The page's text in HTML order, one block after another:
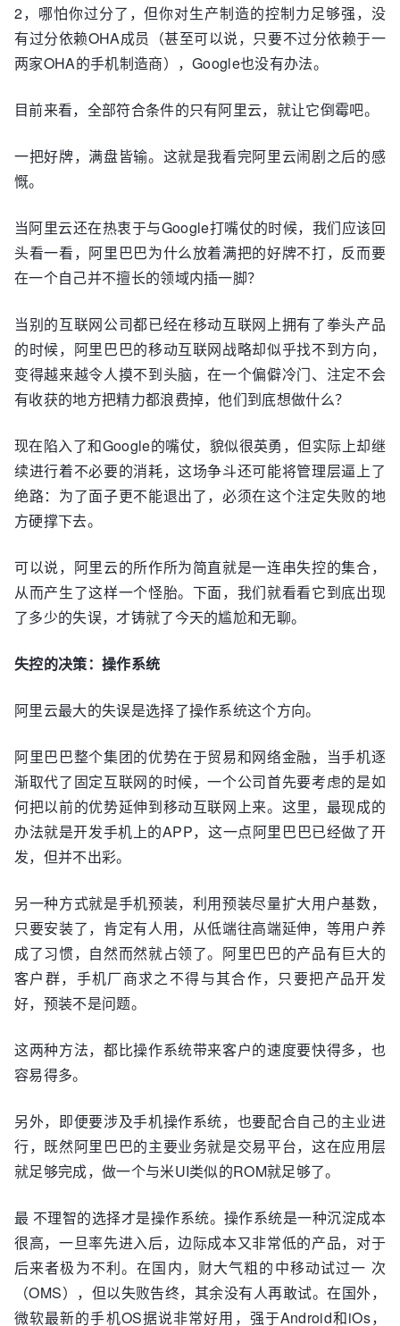
2，哪怕你过分了，但你对生产制造的控制力足够强，没
有过分依赖OHA成员（甚至可以说，只要不过分依赖于一
两家OHA的手机制造商），Google也没有办法。
目前来看，全部符合条件的只有阿里云，就让它倒霉吧。
一把好牌，满盘皆输。这就是我看完阿里云闹剧之后的感
慨。
当阿里云还在热衷于与Google打嘴仗的时候，我们应该回
头看一看，阿里巴巴为什么放着满把的好牌不打，反而要
在一个自己并不擅长的领域内插一脚？
当别的互联网公司都已经在移动互联网上拥有了拳头产品
的时候，阿里巴巴的移动互联网战略却似乎找不到方向，
变得越来越令人摸不到头脑，在一个偏僻冷门、注定不会
有收获的地方把精力都浪费掉，他们到底想做什么？
现在陷入了和Google的嘴仗，貌似很英勇，但实际上却继
续进行着不必要的消耗，这场争斗还可能将管理层逼上了
绝路：为了面子更不能退出了，必须在这个注定失败的地
方硬撑下去。
可以说，阿里云的所作所为简直就是一连串失控的集合，
从而产生了这样一个怪胎。下面，我们就看看它到底出现
了多少的失误，才铸就了今天的尴尬和无聊。
失控的决策：操作系统
阿里云最大的失误是选择了操作系统这个方向。
阿里巴巴整个集团的优势在于贸易和网络金融，当手机逐
渐取代了固定互联网的时候，一个公司首先要考虑的是如
何把以前的优势延伸到移动互联网上来。这里，最现成的
办法就是开发手机上的APP，这一点阿里巴巴已经做了开
发，但并不出彩。
另一种方式就是手机预装，利用预装尽量扩大用户基数，
只要安装了，肯定有人用，从低端往高端延伸，等用户养
成了习惯，自然而然就占领了。阿里巴巴的产品有巨大的
客户群，手机厂商求之不得与其合作，只要把产品开发
好，预装不是问题。
这两种方法，都比操作系统带来客户的速度要快得多，也
容易得多。
另外，即便要涉及手机操作系统，也要配合自己的主业进
行，既然阿里巴巴的主要业务就是交易平台，这在应用层
就足够完成，做一个与米UI类似的ROM就足够了。
最 不理智的选择才是操作系统。操作系统是一种沉淀成本
很高，一旦率先进入后，边际成本又非常低的产品，对于
后来者极为不利。在国内，财大气粗的中移动试过一 次
（OMS），但以失败告终，其余没有人再敢试。在国外，
微软最新的手机OS据说非常好用，强于Android和iOs，